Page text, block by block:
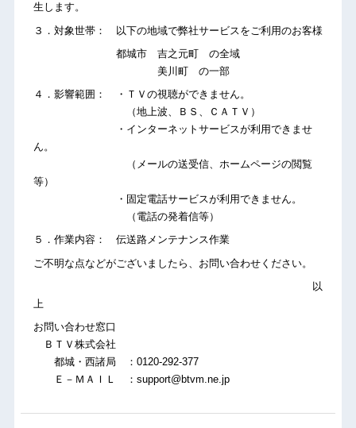
生します。
３．対象世帯： 以下の地域で弊社サービスをご利用のお客様
都城市 吉之元町 の全域
美川町 の一部
４．影響範囲： ・ＴＶの視聴ができません。
（地上波、ＢＳ、ＣＡＴＶ）
・インターネットサービスが利用できませ
ん。
（メールの送受信、ホームページの閲覧
等）
・固定電話サービスが利用できません。
（電話の発着信等）
５．作業内容： 伝送路メンテナンス作業
ご不明な点などがございましたら、お問い合わせください。
以
上
お問い合わせ窓口
ＢＴＶ株式会社
都城・西諸局 ：0120-292-377
Ｅ－ＭＡＩＬ ：support@btvm.ne.jp